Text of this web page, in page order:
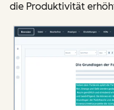
die Produktivität